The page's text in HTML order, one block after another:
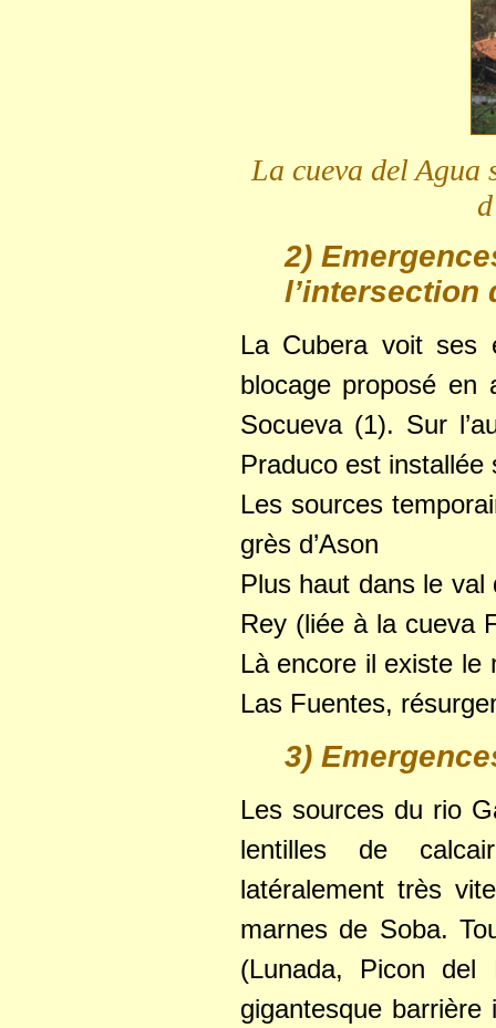
La cueva del Agua
2)
l’intersection
La Cubera voit ses
blocage proposé en
Socueva (1). Sur
Praduco est
Les sources
grès d’Ason
Plus haut dans le val
Rey (liée à la cueva
Là encore il existe le
Las Fuentes,
3)
Les sources du rio
lentilles de
latéralement très
marnes de Soba.
(Lunada, Picon del
gigantesque